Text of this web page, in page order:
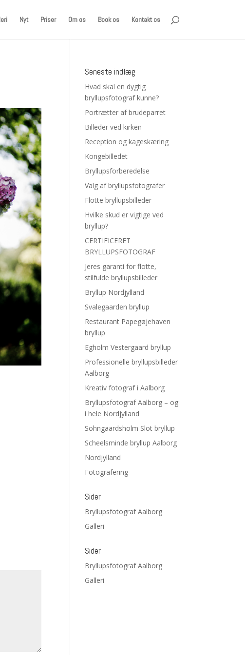
Nyt Priser Om os Book os Kontakt os
Seneste indlæg
Hvad skal en dygtig
bryllupsfotograf kunne?
Portrætter af brudeparret
Billeder ved kirken
Reception og kageskæring
Kongebilledet
Bryllupsforberedelse
Valg af bryllupsfotografer
Flotte bryllupsbilleder
Hvilke skud er vigtige ved
bryllup?
CERTIFICERET
BRYLLUPSFOTOGRAF
Jeres garanti for flotte,
stilfulde bryllupsbilleder
Bryllup Nordjylland
Svalegaarden bryllup
Restaurant Papegøjehaven
bryllup
Egholm Vestergaard bryllup
Professionelle bryllupsbilleder
Aalborg
Kreativ fotograf i Aalborg
Bryllupsfotograf Aalborg – og
i hele Nordjylland
Sohngaardsholm Slot bryllup
Scheelsminde bryllup Aalborg
Nordjylland
Fotografering
Sider
Bryllupsfotograf Aalborg
Galleri
Sider
Bryllupsfotograf Aalborg
Galleri